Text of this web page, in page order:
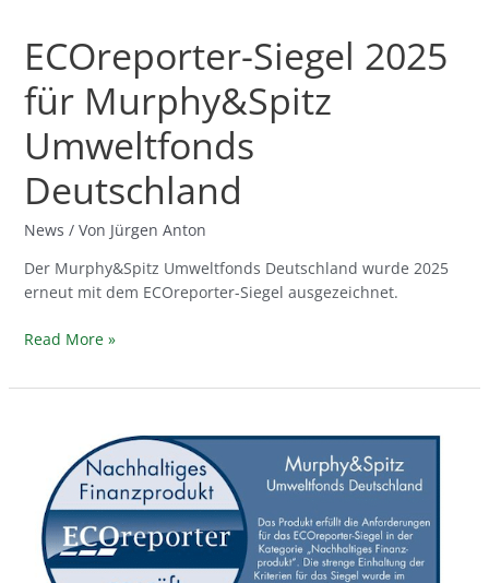
ECOreporter-Siegel 2025
für Murphy&Spitz
Umweltfonds
Deutschland
News / Von Jürgen Anton
Der Murphy&Spitz Umweltfonds Deutschland wurde 2025
erneut mit dem ECOreporter-Siegel ausgezeichnet.
Read More »
Murphy&Spitz
Umweltfonds
Deutschland